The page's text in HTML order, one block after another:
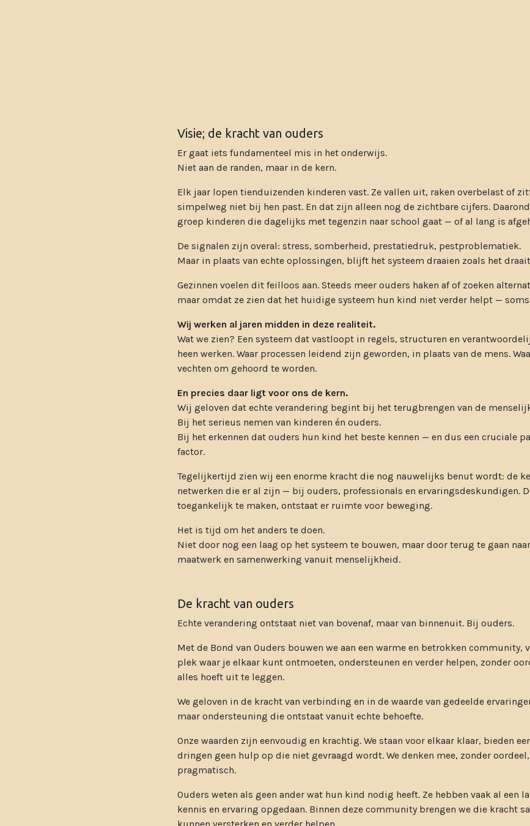
Visie; de kracht van ouders
Er gaat iets fundamenteel mis in het onderwijs.
Niet aan de randen, maar in de kern.
Elk jaar lopen tienduizenden kinderen vast. Ze vallen uit, raken overbelast of
simpelweg niet bij hen past. En dat zijn alleen nog de zichtbare cijfers.
groep kinderen die dagelijks met tegenzin naar school gaat — of al lang is
De signalen zijn overal: stress, somberheid, prestatiedruk, pestproblematiek.
Maar in plaats van echte oplossingen, blijft het systeem draaien zoals het
Gezinnen voelen dit feilloos aan. Steeds meer ouders haken af of zoeken
maar omdat ze zien dat het huidige systeem hun kind niet verder helpt —
Wij werken al jaren midden in deze realiteit.
Wat we zien? Een systeem dat vastloopt in regels, structuren en
heen werken. Waar processen leidend zijn geworden, in plaats van de mens.
vechten om gehoord te worden.
En precies daar ligt voor ons de kern.
Wij geloven dat echte verandering begint bij het terugbrengen van de
Bij het serieus nemen van kinderen én ouders.
Bij het erkennen dat ouders hun kind het beste kennen — en dus een cruciale
factor.
Tegelijkertijd zien wij een enorme kracht die nog nauwelijks benut wordt: de
netwerken die er al zijn — bij ouders, professionals en ervaringsdeskundigen.
toegankelijk te maken, ontstaat er ruimte voor beweging.
Het is tijd om het anders te doen.
Niet door nog een laag op het systeem te bouwen, maar door terug te gaan
maatwerk en samenwerking vanuit menselijkheid.
De kracht van ouders
Echte verandering ontstaat niet van bovenaf, maar van binnenuit. Bij ouders.
Met de Bond van Ouders bouwen we aan een warme en betrokken community,
plek waar je elkaar kunt ontmoeten, ondersteunen en verder helpen, zonder
alles hoeft uit te leggen.
We geloven in de kracht van verbinding en in de waarde van gedeelde
maar ondersteuning die ontstaat vanuit echte behoefte.
Onze waarden zijn eenvoudig en krachtig. We staan voor elkaar klaar, bieden
dringen geen hulp op die niet gevraagd wordt. We denken mee, zonder
pragmatisch.
Ouders weten als geen ander wat hun kind nodig heeft. Ze hebben vaak al een
kennis en ervaring opgedaan. Binnen deze community brengen we die kracht